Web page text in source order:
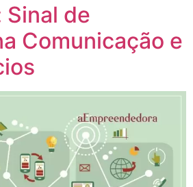
Sinal de
Comunicação e